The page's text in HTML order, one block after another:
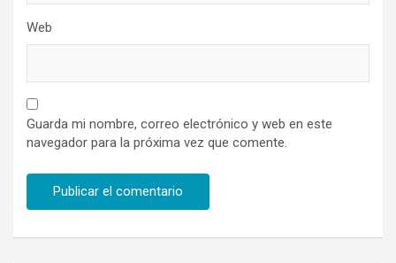
Web
Guarda mi nombre, correo electrónico y web en este
navegador para la próxima vez que comente.